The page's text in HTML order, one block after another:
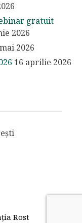
gratuit
2026
2026
16 aprilie 2026
Rost